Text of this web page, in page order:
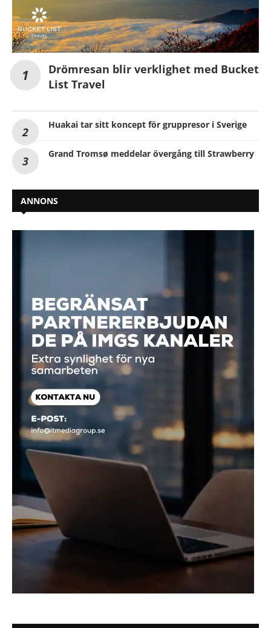
Drömresan blir verklighet med Bucket
List Travel
Huakai tar sitt koncept för gruppresor i Sverige
Grand Tromsø meddelar övergång till Strawberry
ANNONS